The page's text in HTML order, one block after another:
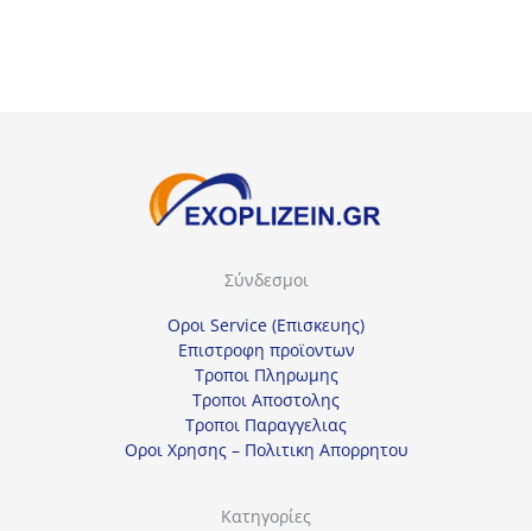
Σύνδεσμοι
Οροι Service (Επισκευης)
Επιστροφη προϊοντων
Τροποι Πληρωμης
Τροποι Αποστολης
Τροποι Παραγγελιας
Οροι Χρησης – Πολιτικη Απορρητου
Κατηγορίες